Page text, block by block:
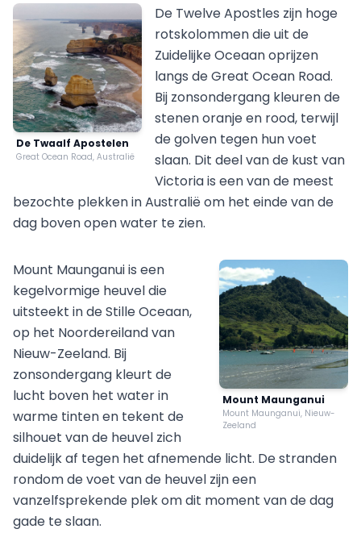
De Twaalf Apostelen
Great Ocean Road, Australië
De Twelve Apostles zijn hoge
rotskolommen die uit de
Zuidelijke Oceaan oprijzen
langs de Great Ocean Road.
Bij zonsondergang kleuren de
stenen oranje en rood, terwijl
de golven tegen hun voet
slaan. Dit deel van de kust van
Victoria is een van de meest
bezochte plekken in Australië om het einde van de
dag boven open water te zien.
Mount Maunganui
Mount Maunganui, Nieuw-
Zeeland
Mount Maunganui is een
kegelvormige heuvel die
uitsteekt in de Stille Oceaan,
op het Noordereiland van
Nieuw-Zeeland. Bij
zonsondergang kleurt de
lucht boven het water in
warme tinten en tekent de
silhouet van de heuvel zich
duidelijk af tegen het afnemende licht. De stranden
rondom de voet van de heuvel zijn een
vanzelfsprekende plek om dit moment van de dag
gade te slaan.